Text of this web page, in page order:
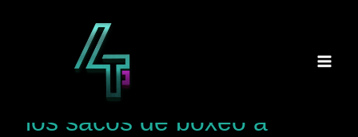
¿Qué pasa si añadimos
los sacos de boxeo a